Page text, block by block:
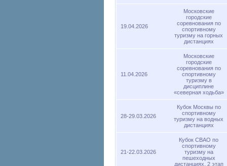
19.04.2026
Московские
городские
соревнования по
спортивному
туризму на горных
дистанциях
11.04.2026
Московские
городские
соревнования по
спортивному
туризму в
дисциплине
«северная ходьба»
28-29.03.2026
Кубок Москвы по
спортивному
туризму на водных
дистанциях
21-22.03.2026
Кубок СВАО по
спортивному
туризму на
пешеходных
дистанциях, 2 этап